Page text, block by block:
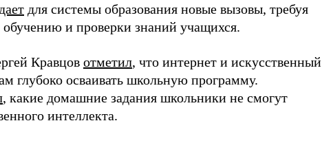
для системы образования новые вызовы, требуя
обучению и проверки знаний учащихся.
Кравцов отметил, что интернет и искусственный
глубоко осваивать школьную программу.
, какие домашние задания школьники не смогут
интеллекта.